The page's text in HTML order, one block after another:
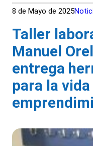
8 de Mayo de 2025
Taller
Manuel
entrega
para la vida